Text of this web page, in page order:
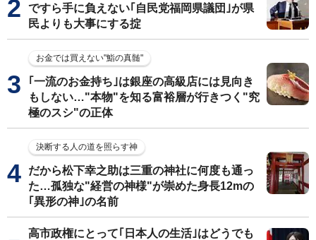
ですら手に負えない｢自民党福岡県議団｣が県
民よりも大事にする掟
お金では買えない"鮨の真髄"
｢一流のお金持ち｣は銀座の高級店には見向き
もしない…"本物"を知る富裕層が行きつく"究
極のスシ"の正体
決断する人の道を照らす神
だから松下幸之助は三重の神社に何度も通っ
た…孤独な"経営の神様"が崇めた身長12mの
｢異形の神｣の名前
高市政権にとって｢日本人の生活｣はどうでも